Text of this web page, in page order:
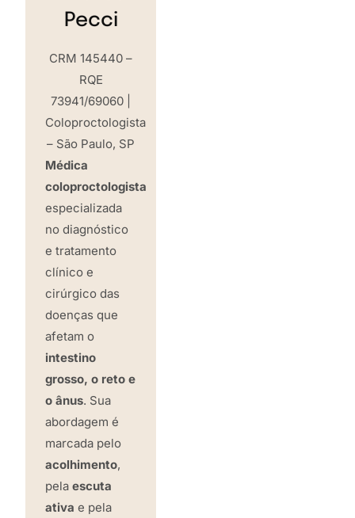
Pecci
CRM 145440 –
RQE
73941/69060 |
Coloproctologista
– São Paulo, SP
Médica
coloproctologista
especializada
no diagnóstico
e tratamento
clínico e
cirúrgico das
doenças que
afetam o
intestino
grosso, o reto e
o ânus. Sua
abordagem é
marcada pelo
acolhimento,
pelaescuta
ativa e pela